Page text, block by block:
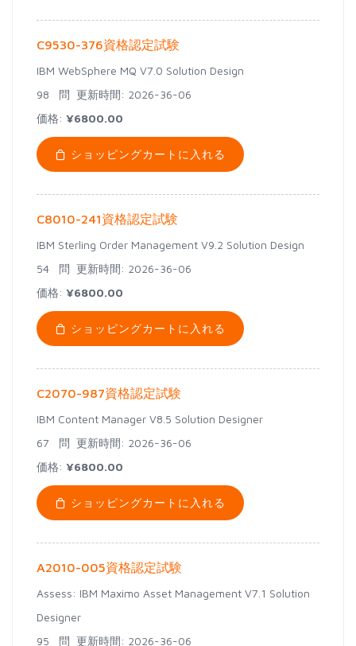
C9530-376資格認定試験
IBM WebSphere MQ V7.0 Solution Design
98 問 更新時間: 2026-36-06
価格: ¥6800.00
ショッピングカートに入れる
C8010-241資格認定試験
IBM Sterling Order Management V9.2 Solution Design
54 問 更新時間: 2026-36-06
価格: ¥6800.00
ショッピングカートに入れる
C2070-987資格認定試験
IBM Content Manager V8.5 Solution Designer
67 問 更新時間: 2026-36-06
価格: ¥6800.00
ショッピングカートに入れる
A2010-005資格認定試験
Assess: IBM Maximo Asset Management V7.1 Solution
Designer
95 問 更新時間: 2026-36-06